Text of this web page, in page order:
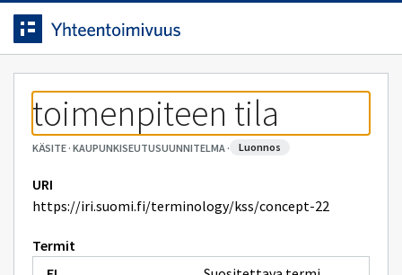
Siirrytty
sivulle
Siirry suoraan sisältöön.
toimenpiteen tila
KÄSITE· KAUPUNKISEUTUSUUNNITELMA· luonnos
URI
https://iri.suomi.fi/terminology/kss/concept-22
Termit